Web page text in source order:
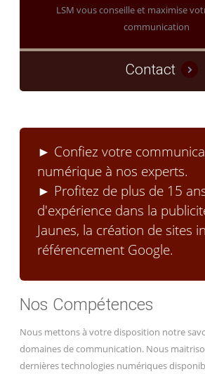
LSM vous conseille et maximise
communication
Contact
► Confiez votre
numérique à nos experts.
► Profitez de plus de 15
d'expérience dans la
Jaunes, la création de sites
référencement Google.
Nos Compétences
Nous mettons à votre disposition notre
domaines de communication. Nous
dernières technologies numériques